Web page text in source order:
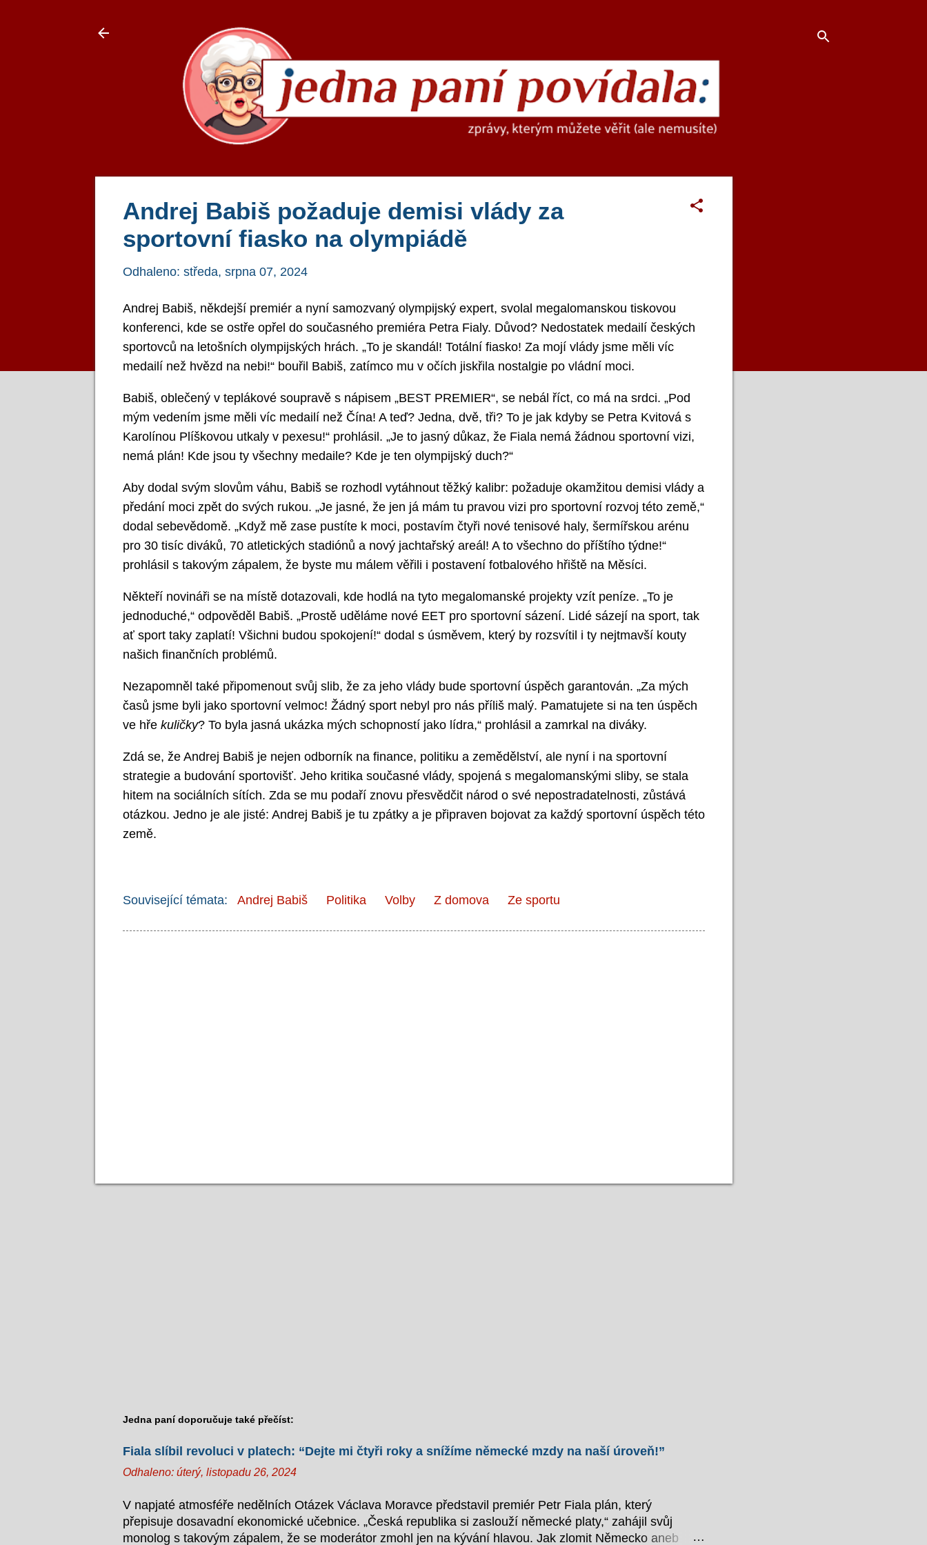
Andrej Babiš požaduje demisi vlády za
sportovní fiasko na olympiádě
Odhaleno: středa, srpna 07, 2024
Andrej Babiš, někdejší premiér a nyní samozvaný olympijský expert, svolal megalomanskou tiskovou
konferenci, kde se ostře opřel do současného premiéra Petra Fialy. Důvod? Nedostatek medailí českých
sportovců na letošních olympijských hrách. „To je skandál! Totální fiasko! Za mojí vlády jsme měli víc
medailí než hvězd na nebi!“ bouřil Babiš, zatímco mu v očích jiskřila nostalgie po vládní moci.
Babiš, oblečený v teplákové soupravě s nápisem „BEST PREMIER“, se nebál říct, co má na srdci. „Pod
mým vedením jsme měli víc medailí než Čína! A teď? Jedna, dvě, tři? To je jak kdyby se Petra Kvitová s
Karolínou Plíškovou utkaly v pexesu!“ prohlásil. „Je to jasný důkaz, že Fiala nemá žádnou sportovní vizi,
nemá plán! Kde jsou ty všechny medaile? Kde je ten olympijský duch?“
Aby dodal svým slovům váhu, Babiš se rozhodl vytáhnout těžký kalibr: požaduje okamžitou demisi vlády a
předání moci zpět do svých rukou. „Je jasné, že jen já mám tu pravou vizi pro sportovní rozvoj této země,“
dodal sebevědomě. „Když mě zase pustíte k moci, postavím čtyři nové tenisové haly, šermířskou arénu
pro 30 tisíc diváků, 70 atletických stadiónů a nový jachtařský areál! A to všechno do příštího týdne!“
prohlásil s takovým zápalem, že byste mu málem věřili i postavení fotbalového hřiště na Měsíci.
Někteří novináři se na místě dotazovali, kde hodlá na tyto megalomanské projekty vzít peníze. „To je
jednoduché,“ odpověděl Babiš. „Prostě uděláme nové EET pro sportovní sázení. Lidé sázejí na sport, tak
ať sport taky zaplatí! Všichni budou spokojení!“ dodal s úsměvem, který by rozsvítil i ty nejtmavší kouty
našich finančních problémů.
Nezapomněl také připomenout svůj slib, že za jeho vlády bude sportovní úspěch garantován. „Za mých
časů jsme byli jako sportovní velmoc! Žádný sport nebyl pro nás příliš malý. Pamatujete si na ten úspěch
ve hře kuličky? To byla jasná ukázka mých schopností jako lídra,“ prohlásil a zamrkal na diváky.
Zdá se, že Andrej Babiš je nejen odborník na finance, politiku a zemědělství, ale nyní i na sportovní
strategie a budování sportovišť. Jeho kritika současné vlády, spojená s megalomanskými sliby, se stala
hitem na sociálních sítích. Zda se mu podaří znovu přesvědčit národ o své nepostradatelnosti, zůstává
otázkou. Jedno je ale jisté: Andrej Babiš je tu zpátky a je připraven bojovat za každý sportovní úspěch této
země.
Související témata: Andrej Babiš Politika Volby Z domova Ze sportu
Jedna paní doporučuje také přečíst:
Fiala slíbil revoluci v platech: “Dejte mi čtyři roky a snížíme německé mzdy na naší úroveň!”
Odhaleno: úterý, listopadu 26, 2024
V napjaté atmosféře nedělních Otázek Václava Moravce představil premiér Petr Fiala plán, který
přepisuje dosavadní ekonomické učebnice. „Česká republika si zaslouží německé platy,“ zahájil svůj
monolog s takovým zápalem, že se moderátor zmohl jen na kývání hlavou. Jak zlomit Německo aneb